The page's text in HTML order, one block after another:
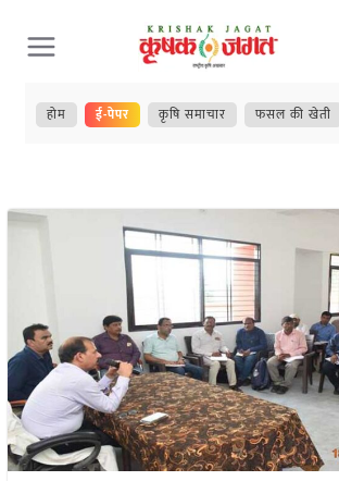
Skip
to
content
होम ई-पेपर कृषि समाचार फसल की खेती